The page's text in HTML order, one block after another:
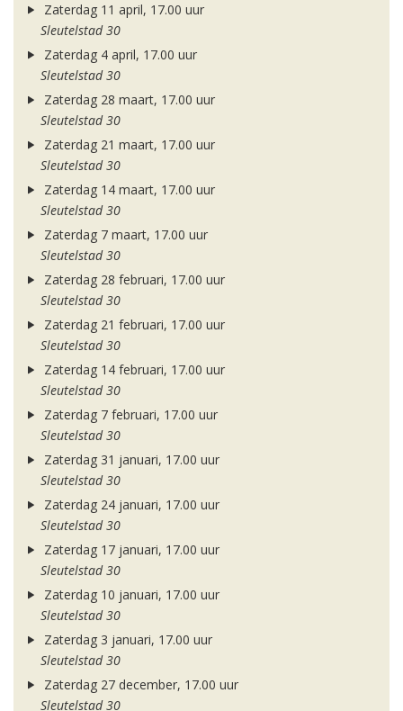
Zaterdag 11 april, 17.00 uur
Sleutelstad 30
Zaterdag 4 april, 17.00 uur
Sleutelstad 30
Zaterdag 28 maart, 17.00 uur
Sleutelstad 30
Zaterdag 21 maart, 17.00 uur
Sleutelstad 30
Zaterdag 14 maart, 17.00 uur
Sleutelstad 30
Zaterdag 7 maart, 17.00 uur
Sleutelstad 30
Zaterdag 28 februari, 17.00 uur
Sleutelstad 30
Zaterdag 21 februari, 17.00 uur
Sleutelstad 30
Zaterdag 14 februari, 17.00 uur
Sleutelstad 30
Zaterdag 7 februari, 17.00 uur
Sleutelstad 30
Zaterdag 31 januari, 17.00 uur
Sleutelstad 30
Zaterdag 24 januari, 17.00 uur
Sleutelstad 30
Zaterdag 17 januari, 17.00 uur
Sleutelstad 30
Zaterdag 10 januari, 17.00 uur
Sleutelstad 30
Zaterdag 3 januari, 17.00 uur
Sleutelstad 30
Zaterdag 27 december, 17.00 uur
Sleutelstad 30